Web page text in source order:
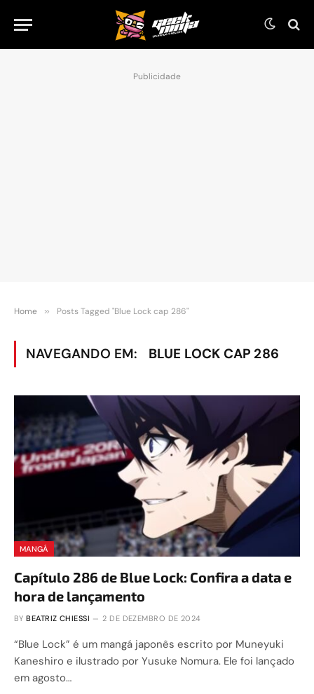
Publicidade
Home » Posts Tagged "Blue Lock cap 286"
NAVEGANDO EM: BLUE LOCK CAP 286
MANGÁ
Capítulo 286 de Blue Lock: Confira a data e
hora de lançamento
BY BEATRIZ CHIESSI 2 DE DEZEMBRO DE 2024
“Blue Lock” é um mangá japonês escrito por Muneyuki
Kaneshiro e ilustrado por Yusuke Nomura. Ele foi lançado
em agosto…